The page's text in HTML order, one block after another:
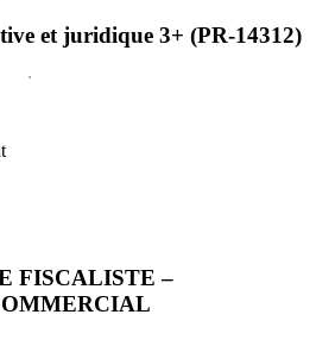
et juridique 3+ (PR-14312)
FISCALISTE –